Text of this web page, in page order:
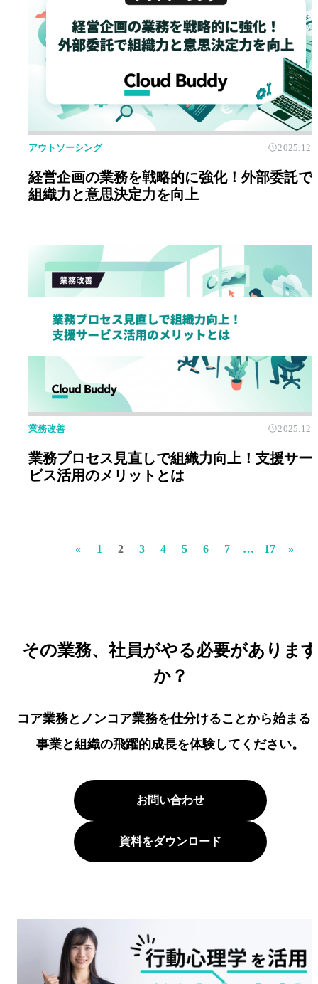
アウトソーシング
経営企画の業務を戦略的に強化！外部委託で
組織力と意思決定力を向上
業務改善
業務プロセス見直しで組織力向上！支援サー
ビス活用のメリットとは
« 1 2 3 4 5 6 7 … 17 »
その業務、社員がやる必要があります
か？
コア業務とノンコア業務を仕分けることから始まる
事業と組織の飛躍的成長を体験してください。
お問い合わせ
資料をダウンロード